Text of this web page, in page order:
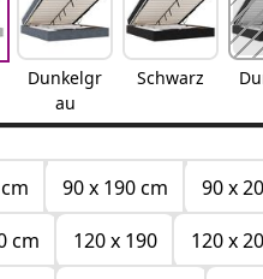
Dunkelgr
au
Schwarz
90 x 190 cm
90 x
cm
120 x 190
120 x